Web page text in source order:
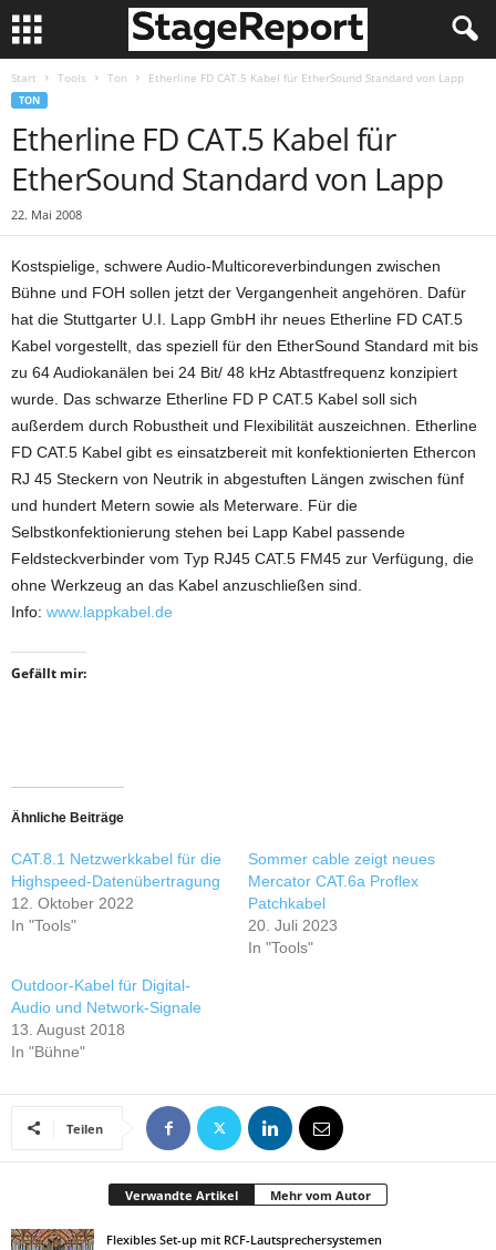
Start Tools Ton Etherline FD CAT.5 Kabel für EtherSound Standard von Lapp
TON
Etherline FD CAT.5 Kabel für
EtherSound Standard von Lapp
22. Mai 2008
Kostspielige, schwere Audio-Multicoreverbindungen zwischen
Bühne und FOH sollen jetzt der Vergangenheit angehören. Dafür
hat die Stuttgarter U.I. Lapp GmbH ihr neues Etherline FD CAT.5
Kabel vorgestellt, das speziell für den EtherSound Standard mit bis
zu 64 Audiokanälen bei 24 Bit/ 48 kHz Abtastfrequenz konzipiert
wurde. Das schwarze Etherline FD P CAT.5 Kabel soll sich
außerdem durch Robustheit und Flexibilität auszeichnen. Etherline
FD CAT.5 Kabel gibt es einsatzbereit mit konfektionierten Ethercon
RJ 45 Steckern von Neutrik in abgestuften Längen zwischen fünf
und hundert Metern sowie als Meterware. Für die
Selbstkonfektionierung stehen bei Lapp Kabel passende
Feldsteckverbinder vom Typ RJ45 CAT.5 FM45 zur Verfügung, die
ohne Werkzeug an das Kabel anzuschließen sind.
Info: www.lappkabel.de
Gefällt mir:
Ähnliche Beiträge
CAT.8.1 Netzwerkkabel für die
Highspeed-Datenübertragung
12. Oktober 2022
In "Tools"
Sommer cable zeigt neues
Mercator CAT.6a Proflex
Patchkabel
20. Juli 2023
In "Tools"
Outdoor-Kabel für Digital-
Audio und Network-Signale
13. August 2018
In "Bühne"
Teilen
Verwandte Artikel Mehr vom Autor
Flexibles Set-up mit RCF-Lautsprechersystemen